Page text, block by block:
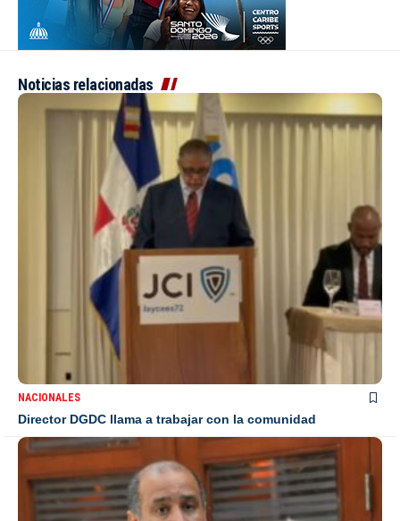
Noticias relacionadas
NACIONALES
Director DGDC llama a trabajar con la comunidad